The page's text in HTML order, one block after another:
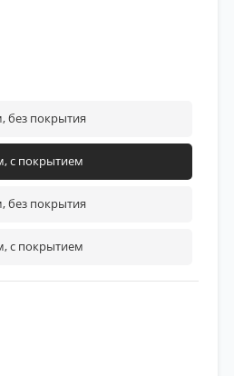
без покрытия
с покрытием
без покрытия
с покрытием